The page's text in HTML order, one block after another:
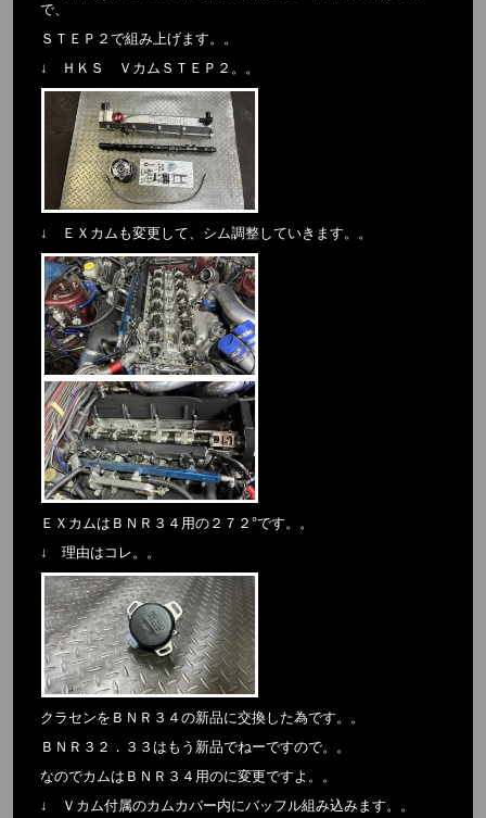
で、
ＳＴＥＰ２で組み上げます。。
↓ ＨＫＳ ＶカムＳＴＥＰ２。。
↓ ＥＸカムも変更して、シム調整していきます。。
ＥＸカムはＢＮＲ３４用の２７２°です。。
↓ 理由はコレ。。
クラセンをＢＮＲ３４の新品に交換した為です。。
ＢＮＲ３２．３３はもう新品でねーですので。。
なのでカムはＢＮＲ３４用のに変更ですよ。。
↓ Ｖカム付属のカムカバー内にバッフル組み込みます。。